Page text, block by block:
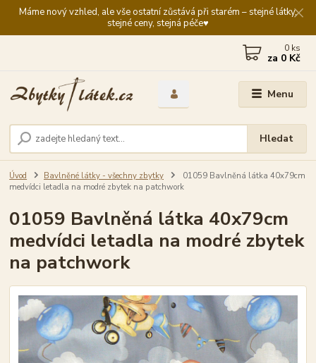
Máme nový vzhled, ale vše ostatní zůstává při starém – stejné látky,
stejné ceny, stejná péče♥️
Menu
Hledat
0 ks
za 0 Kč
Úvod Bavlněné látky - všechny zbytky
01059 Bavlněná látka 40x79cm
medvídci letadla na modré zbytek na patchwork
01059 Bavlněná látka 40x79cm
medvídci letadla na modré zbytek
na patchwork